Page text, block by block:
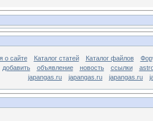
о сайте Каталог статей Каталог файлов
добавить объявление новость ссылки
japangas.ru
japangas.ru japangas.ru